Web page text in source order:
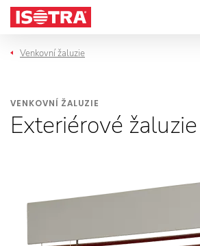
Přeskočit na obsah
Venkovní žaluzie
VENKOVNÍ ŽALUZIE
Exteriérové žaluzie